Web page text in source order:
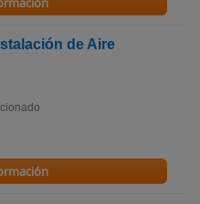
de Aire